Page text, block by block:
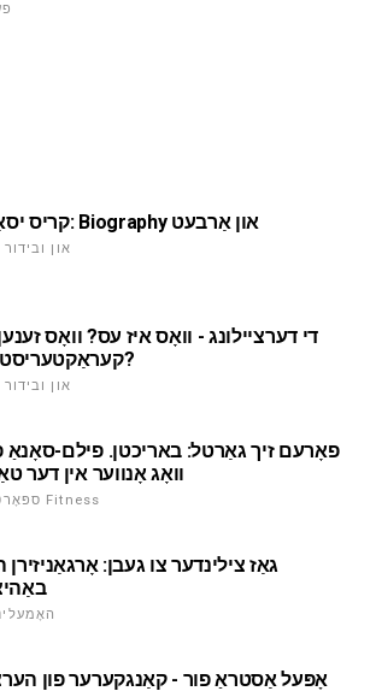
קריס יסאַאַק: Biography און אַרבעט
Arts און ובידור
די דערציילונג - וואָס איז עס? וואָס זענען
קעראַקטעריסטיקס?
Arts און ובידור
פאָרעם זיך גאַרטל: באריכטן. פילם-סאָנאַ
וואָג אָנווער אין דער
ספּאָרט און Fitness
גאַז צילינדער צו געבן: אָרגאַניזירן
אָפּעל אַסטראַ פור - קאַנגקערער פון